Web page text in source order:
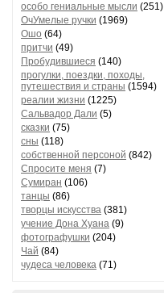
особо гениальные мысли (251)
ОчУмелые ручки (1969)
Ошо (64)
притчи (49)
Пробудившиеся (140)
прогулки, поездки, походы,
путешествия и страны (1594)
реалии жизни (1225)
Сальвадор Дали (5)
сказки (75)
сны (118)
собственной персоной (842)
Спросите меня (7)
Сумиран (106)
танцы (86)
творцы искусства (381)
учение Дона Хуана (9)
фотографушки (204)
Чай (84)
чудеса человека (71)